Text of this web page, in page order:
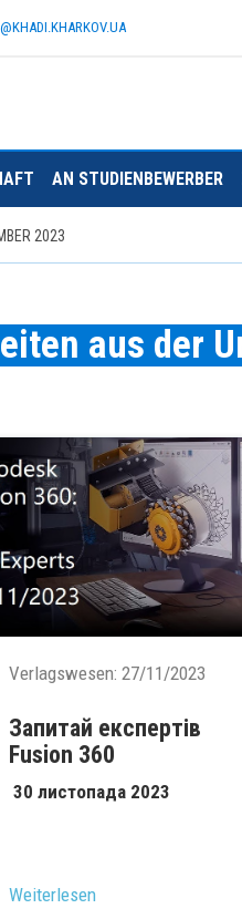
KHADI.KHARKOV.UA
AN STUDIENBEWERBER
2023
aus der
Verlagswesen:27/11/2023
Запитай експертів
Fusion 360
30 листопада 2023
Weiterlesen